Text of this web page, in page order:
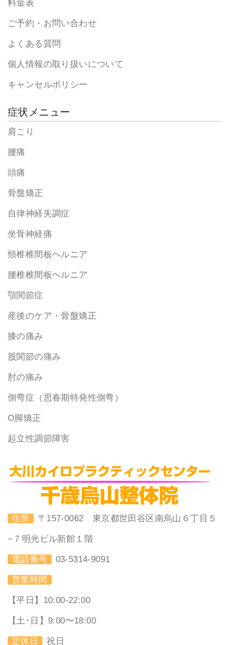
料金表
ご予約・お問い合わせ
よくある質問
個人情報の取り扱いについて
キャンセルポリシー
症状メニュー
肩こり
腰痛
頭痛
骨盤矯正
自律神経失調症
坐骨神経痛
頸椎椎間板ヘルニア
腰椎椎間板ヘルニア
顎関節症
産後のケア・骨盤矯正
膝の痛み
股関節の痛み
肘の痛み
側弯症（思春期特発性側弯）
O脚矯正
起立性調節障害
住所 〒157-0062 東京都世田谷区南烏山６丁目５
−７明光ビル新館１階
電話番号 03-5314-9091
営業時間
【平日】10:00-22:00
【土･日】9:00〜18:00
定休日 祝日